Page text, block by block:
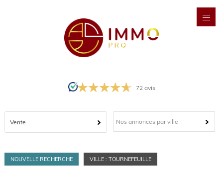
72 avis
Vente Nos annonces par ville
NOUVELLE RECHERCHE VILLE : TOURNEFEUILLE